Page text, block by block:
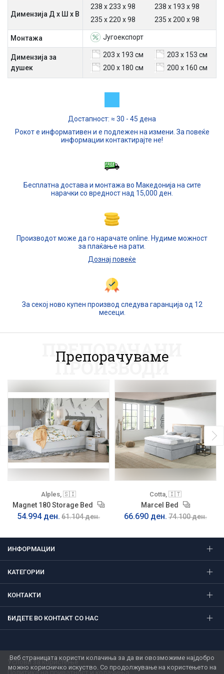
Димензија Д х Ш х В
238 х 233 х 98
238 х 193 х 98
235 х 220 х 98
235 х 200 х 98
Mонтажа Југоекспорт
Димензија за
душек
203 х 193 см
203 х 153 см
200 x 180 см
200 x 160 см
Достапност: ≈ 30 - 45 дена
Рокот е информативен и е подлежен на измени. За повеќе
информации контактирајте не!
Бесплатна достава и монтажа во Македонија на сите
нарачки со вредност над 15,000 ден.
Производот може да го нарачате online. Нудиме можност
за плаќање на рати.
Дознај повеќе
За секој ново купен производ следува гаранција од 12
месеци.
Препорачуваме
ПРЕПОРАЧАНИ
ПРОИЗВОДИ
Alples, 🇸🇮
Magnet 180 Storage Bed
54.994 ден. 61.104 ден.
Cotta, 🇮🇹
Marcel Bed
66.690 ден. 74.100 ден.
ИНФОРМАЦИИ
КАТЕГОРИИ
КОНТАКТИ
БИДЕТЕ ВО КОНТАКТ СО НАС
Услови за користење
Веб страницата користи колачиња за да ви овозможиме најдобро
можно корисничко искуство. Со продолжување на користењето на